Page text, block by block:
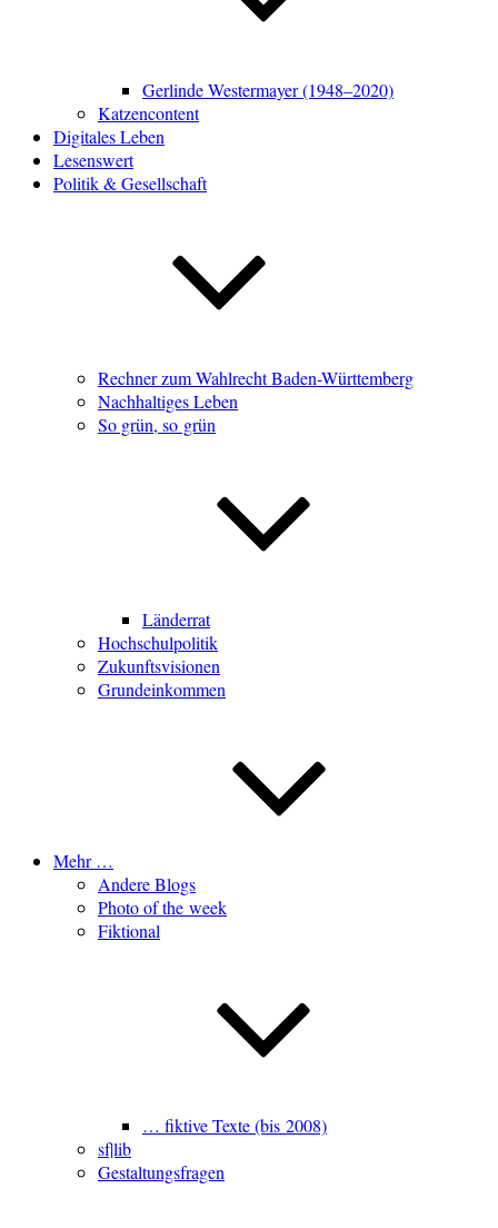
Gerlinde Westermayer (1948–2020)
Katzencontent
Digitales Leben
Lesenswert
Politik & Gesellschaft
Rechner zum Wahlrecht Baden-Württemberg
Nachhaltiges Leben
So grün, so grün
Länderrat
Hochschulpolitik
Zukunftsvisionen
Grundeinkommen
Mehr …
Andere Blogs
Photo of the week
Fiktional
… fiktive Texte (bis 2008)
sf|lib
Gestaltungsfragen